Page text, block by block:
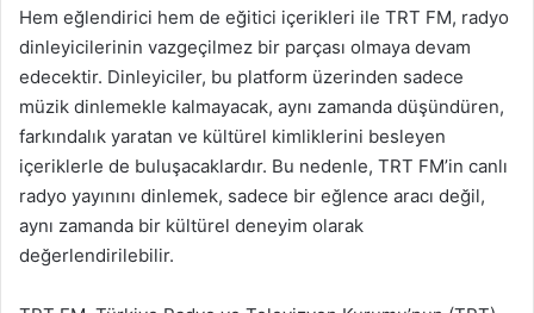
Hem eğlendirici hem de eğitici içerikleri ile TRT FM, radyo
dinleyicilerinin vazgeçilmez bir parçası olmaya devam
edecektir. Dinleyiciler, bu platform üzerinden sadece
müzik dinlemekle kalmayacak, aynı zamanda düşündüren,
farkındalık yaratan ve kültürel kimliklerini besleyen
içeriklerle de buluşacaklardır. Bu nedenle, TRT FM’in canlı
radyo yayınını dinlemek, sadece bir eğlence aracı değil,
aynı zamanda bir kültürel deneyim olarak
değerlendirilebilir.